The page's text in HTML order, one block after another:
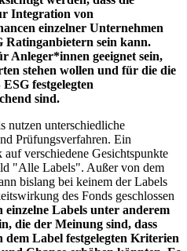
Integration von
einzelner Unternehmen
Ratinganbietern sein kann.
Anleger*innen geeignet sein,
stehen wollen und für die die
festgelegten
sind.
nutzen unterschiedliche
Prüfungsverfahren. Ein
verschiedene Gesichtspunkte
"Alle Labels". Außer von dem
bislang bei keinem der Labels
des Fonds geschlossen
Labels unter anderem
die der Meinung sind, dass
Label festgelegten Kriterien